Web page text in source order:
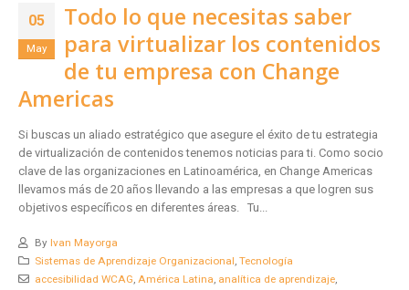
05
May
Todo lo que necesitas saber
para virtualizar los contenidos
de tu empresa con Change
Americas
Si buscas un aliado estratégico que asegure el éxito de tu estrategia
de virtualización de contenidos tenemos noticias para ti. Como socio
clave de las organizaciones en Latinoamérica, en Change Americas
llevamos más de 20 años llevando a las empresas a que logren sus
objetivos específicos en diferentes áreas. Tu...
By Ivan Mayorga
Sistemas de Aprendizaje Organizacional, Tecnología
accesibilidad WCAG, América Latina, analítica de aprendizaje,